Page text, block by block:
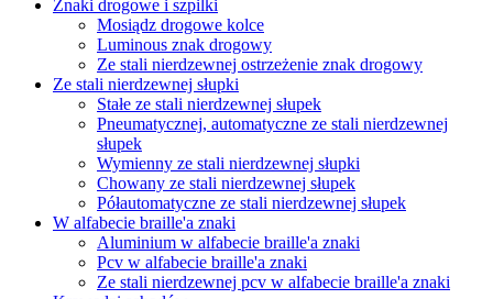
Znaki drogowe i szpilki
Mosiądz drogowe kolce
Luminous znak drogowy
Ze stali nierdzewnej ostrzeżenie znak drogowy
Ze stali nierdzewnej słupki
Stałe ze stali nierdzewnej słupek
Pneumatycznej, automatyczne ze stali nierdzewnej
słupek
Wymienny ze stali nierdzewnej słupki
Chowany ze stali nierdzewnej słupek
Półautomatyczne ze stali nierdzewnej słupek
W alfabecie braille'a znaki
Aluminium w alfabecie braille'a znaki
Pcv w alfabecie braille'a znaki
Ze stali nierdzewnej pcv w alfabecie braille'a znaki